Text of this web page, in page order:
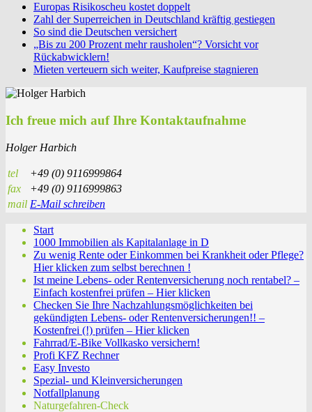
Europas Risikoscheu kostet doppelt
Zahl der Superreichen in Deutschland kräftig gestiegen
So sind die Deutschen versichert
„Bis zu 200 Prozent mehr rausholen“? Vorsicht vor
Rückabwicklern!
Mieten verteuern sich weiter, Kaufpreise stagnieren
Ich freue mich auf Ihre Kontaktaufnahme
Holger Harbich
tel
+49 (0) 9116999864
fax
+49 (0) 9116999863
mail E-Mail schreiben
Start
1000 Immobilien als Kapitalanlage in D
Zu wenig Rente oder Einkommen bei Krankheit oder Pflege?
Hier klicken zum selbst berechnen !
Ist meine Lebens- oder Rentenversicherung noch rentabel? –
Einfach kostenfrei prüfen – Hier klicken
Checken Sie Ihre Nachzahlungsmöglichkeiten bei
gekündigten Lebens- oder Rentenversicherungen!! –
Kostenfrei (!) prüfen – Hier klicken
Fahrrad/E-Bike Vollkasko versichern!
Profi KFZ Rechner
Easy Investo
Spezial- und Kleinversicherungen
Notfallplanung
Naturgefahren-Check